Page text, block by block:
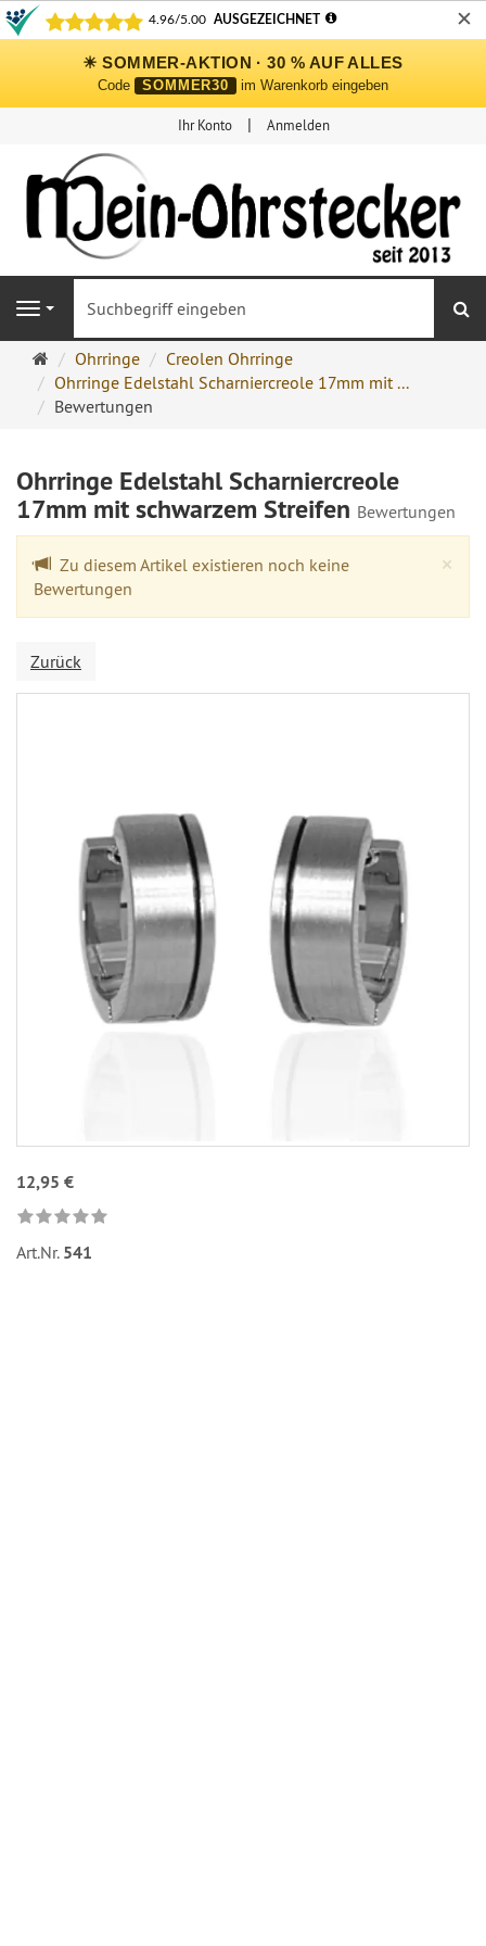
✕
☀ SOMMER-AKTION · 30 % AUF ALLES
Code SOMMER30 im Warenkorb eingeben
Ihr Konto Anmelden
Navigation
Ohrringe
Ohrstecker
Onlineshop
Ohrringe
Creolen Ohrringe
Ohrringe Edelstahl Scharniercreole 17mm mit ...
Bewertungen
Ohrringe Edelstahl Scharniercreole
17mm mit schwarzem Streifen Bewertungen
×
Zu diesem Artikel existieren noch keine
Bewertungen
Zurück
12,95 €
Art.Nr. 541